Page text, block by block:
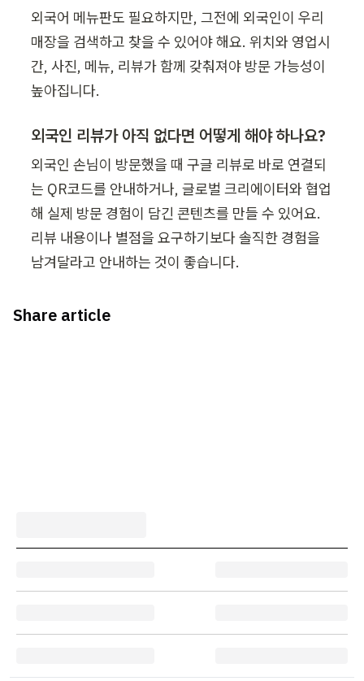
외국어 메뉴판도 필요하지만, 그전에 외국인이 우리
매장을 검색하고 찾을 수 있어야 해요. 위치와 영업시
간, 사진, 메뉴, 리뷰가 함께 갖춰져야 방문 가능성이
높아집니다.
외국인 리뷰가 아직 없다면 어떻게 해야 하나요?
외국인 손님이 방문했을 때 구글 리뷰로 바로 연결되
는 QR코드를 안내하거나, 글로벌 크리에이터와 협업
해 실제 방문 경험이 담긴 콘텐츠를 만들 수 있어요.
리뷰 내용이나 별점을 요구하기보다 솔직한 경험을
남겨달라고 안내하는 것이 좋습니다.
Share article